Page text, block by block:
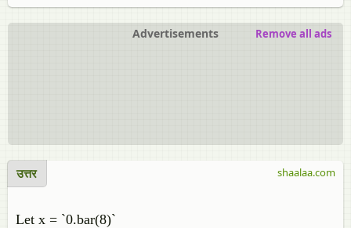
Advertisements Remove all ads
उत्तर
Let x = `0.bar(8)`
shaalaa.com